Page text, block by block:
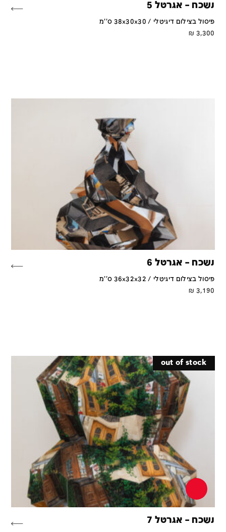
נשכח – אגרטל 5
פיסול בצילום דיגיטלי / 38x30x30 ס''מ
3,300
₪
נשכח – אגרטל 6
פיסול בצילום דיגיטלי / 36x32x32 ס''מ
3,190
₪
out of stock
נשכח – אגרטל 7